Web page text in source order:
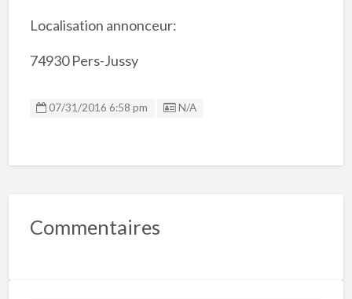
Localisation annonceur:
74930 Pers-Jussy
07/31/2016 6:58 pm Listing ID
N/A
Commentaires